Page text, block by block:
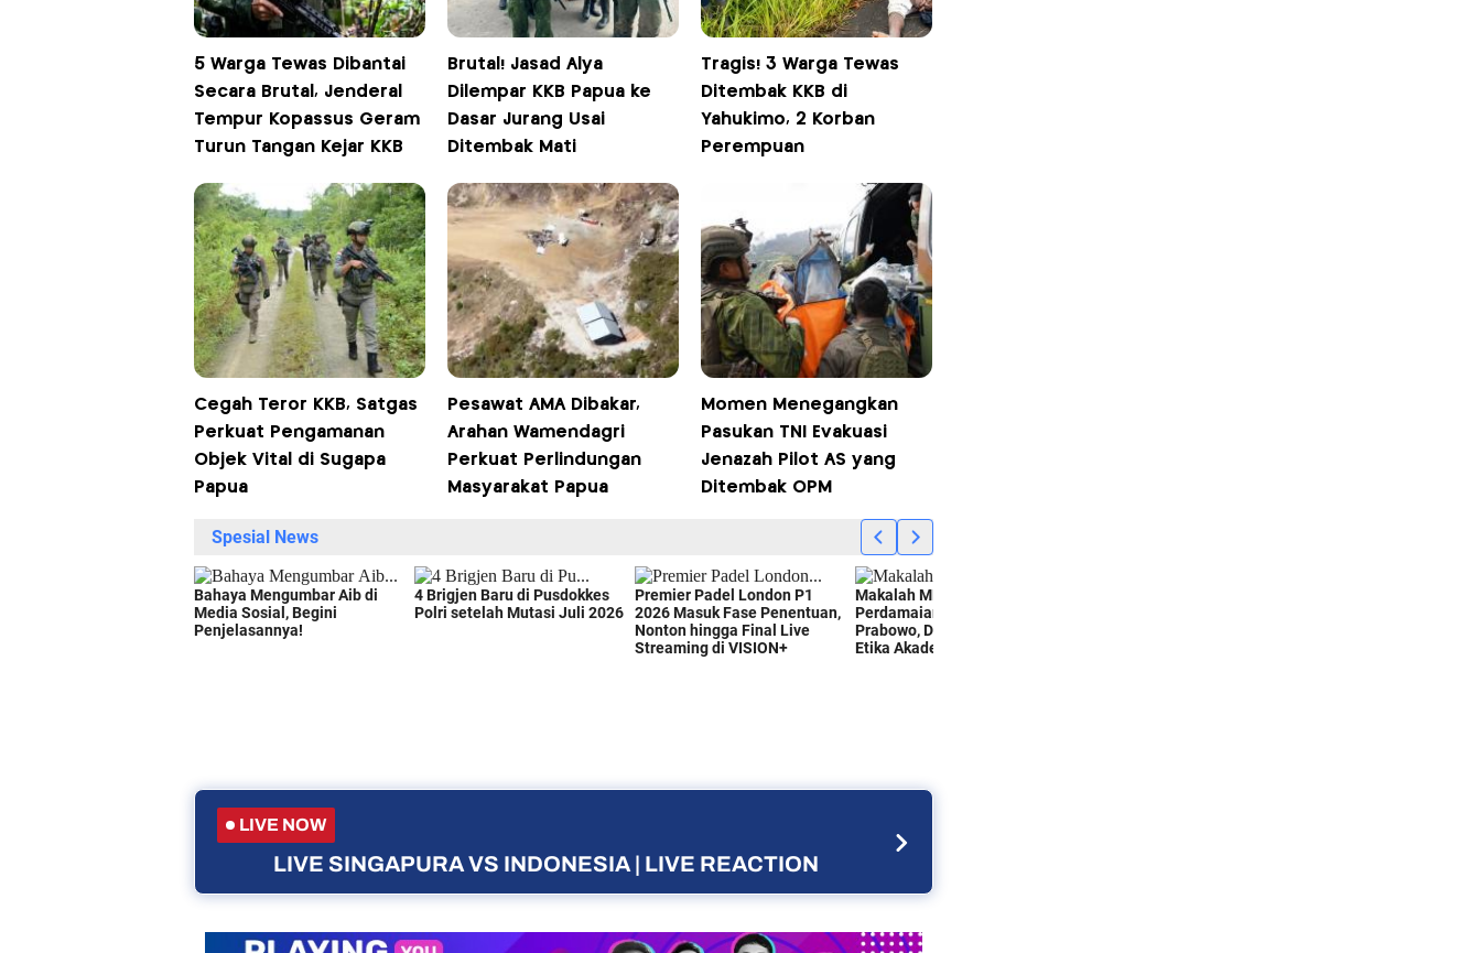
5 Warga Tewas Dibantai
Secara Brutal, Jenderal
Tempur Kopassus Geram
Turun Tangan Kejar KKB
Brutal! Jasad Alya
Dilempar KKB Papua ke
Dasar Jurang Usai
Ditembak Mati
Tragis! 3 Warga Tewas
Ditembak KKB di
Yahukimo, 2 Korban
Perempuan
Cegah Teror KKB, Satgas
Perkuat Pengamanan
Objek Vital di Sugapa
Papua
Pesawat AMA Dibakar,
Arahan Wamendagri
Perkuat Perlindungan
Masyarakat Papua
Momen Menegangkan
Pasukan TNI Evakuasi
Jenazah Pilot AS yang
Ditembak OPM
LIVE NOW
LIVE SINGAPURA VS INDONESIA | LIVE REACTION